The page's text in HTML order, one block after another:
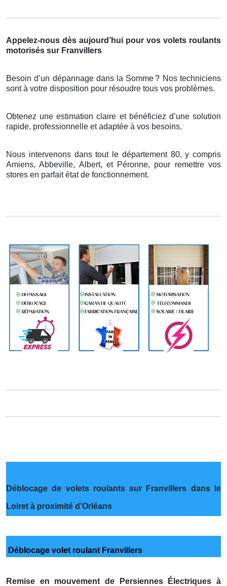
Appelez-nous dès aujourd’hui pour vos volets roulants
motorisés sur Franvillers
Besoin d’un dépannage dans la Somme ? Nos techniciens
sontà votre disposition pour résoudre tous vos probl èmes.
Obtenez une estimation claire et bénéficiez d’une solution
rapide, professionnelle et adaptée à vos besoins.
Nous intervenons dans tout le département 80, y compris
Amiens, Abbeville, Albert, et Péronne, pour remettre vos
stores en parfait état de fonctionnement.
Déblocage de volets roulants sur Franvillers dans le
Loiret à proximité d’Orléans
Déblocage volet roulant Franvillers
Remise en mouvement de Persiennes Électriques à